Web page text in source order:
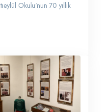
Okulu’nun 70 yıllık